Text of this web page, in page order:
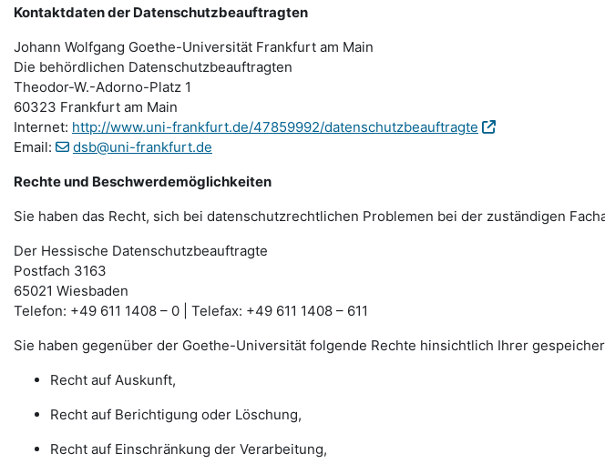
Kontaktdaten der Datenschutzbeauftragten
Johann Wolfgang Goethe-Universität Frankfurt am Main
Die behördlichen Datenschutzbeauftragten
Theodor-W.-Adorno-Platz 1
60323 Frankfurt am Main
Internet: http://www.uni-frankfurt.de/47859992/datenschutzbeauftragte
Email:
dsb@uni-frankfurt.de
Rechte und Beschwerdemöglichkeiten
Sie haben das Recht, sich bei datenschutzrechtlichen Problemen bei der zuständigen
Der Hessische Datenschutzbeauftragte
Postfach 3163
65021 Wiesbaden
Telefon: +49 611 1408 – 0 | Telefax: +49 611 1408 – 611
Sie haben gegenüber der Goethe-Universität folgende Rechte hinsichtlich Ihrer
Recht auf Auskunft,
Recht auf Berichtigung oder Löschung,
Recht auf Einschränkung der Verarbeitung,